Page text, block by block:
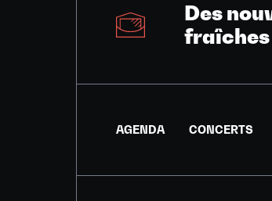
Des
fraîches
AGENDA CONCERTS